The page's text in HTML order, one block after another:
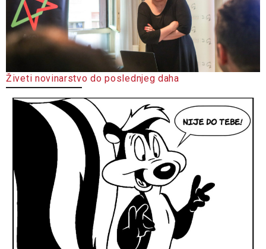
Živeti novinarstvo do poslednjeg daha